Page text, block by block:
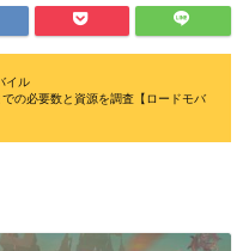
イル
の必要数と資源を調査【ロードモバ